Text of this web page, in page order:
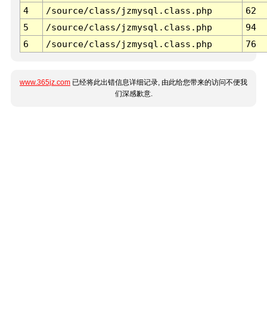
4
/source/class/jzmysql.class.php
62
5
/source/class/jzmysql.class.php
94
6
/source/class/jzmysql.class.php 76
www.365jz.com 已经将此出错信息详细记录, 由此给您带来的访问不便我
们深感歉意.